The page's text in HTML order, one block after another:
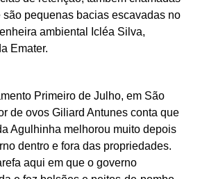
pequenas bacias escavadas no
ambiental Icléa Silva,
Emater.
Primeiro de Julho, em São
de ovos Giliard Antunes conta que
Agulhinha melhorou muito depois
dentro e fora das propriedades.
aqui em que o governo